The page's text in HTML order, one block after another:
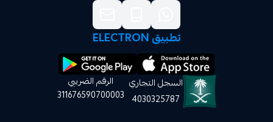
السجل التجاري
4030325787
الرقم الضريبي
311676590700003